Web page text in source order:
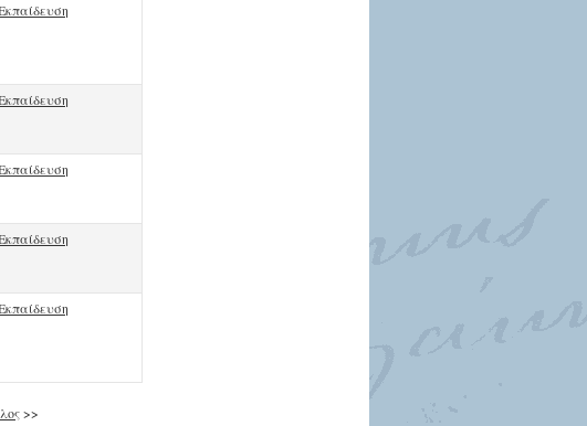
>>